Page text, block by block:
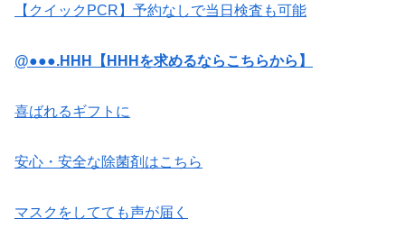
【クイックPCR】予約なしで当日検査も可能
@●●●.HHH【HHHを求めるならこちらから】
喜ばれるギフトに
安心・安全な除菌剤はこちら
マスクをしてても声が届く